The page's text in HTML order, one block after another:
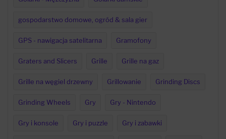
gospodarstwo domowe, ogród & sala gier
GPS - nawigacja satelitarna Gramofony
Graters and Slicers Grille Grille na gaz
Grille na węgiel drzewny Grillowanie Grinding Discs
Grinding Wheels Gry Gry - Nintendo
Gry i konsole Gry i puzzle Gry i zabawki